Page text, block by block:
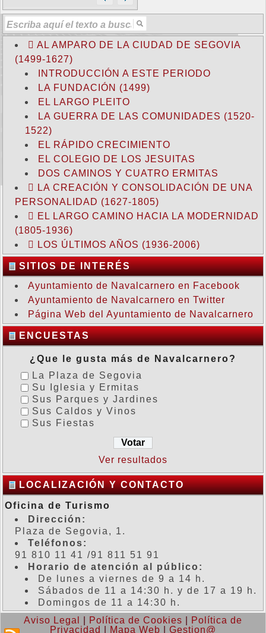
AL AMPARO DE LA CIUDAD DE SEGOVIA
(1499-1627)
INTRODUCCIÓN A ESTE PERIODO
LA FUNDACIÓN (1499)
EL LARGO PLEITO
LA GUERRA DE LAS COMUNIDADES (1520-
1522)
EL RÁPIDO CRECIMIENTO
EL COLEGIO DE LOS JESUITAS
DOS CAMINOS Y CUATRO ERMITAS
LA CREACIÓN Y CONSOLIDACIÓN DE UNA
PERSONALIDAD (1627-1805)
EL LARGO CAMINO HACIA LA MODERNIDAD
(1805-1936)
LOS ÚLTIMOS AÑOS (1936-2006)
SITIOS DE INTERÉS
Ayuntamiento de Navalcarnero en Facebook
Ayuntamiento de Navalcarnero en Twitter
Página Web del Ayuntamiento de Navalcarnero
ENCUESTAS
¿Que le gusta más de Navalcarnero?
La Plaza de Segovia
Su Iglesia y Ermitas
Sus Parques y Jardines
Sus Caldos y Vinos
Sus Fiestas
Ver resultados
LOCALIZACIÓN Y CONTACTO
Oficina de Turismo
Dirección:
Plaza de Segovia, 1.
Teléfonos:
91 810 11 41 /91 811 51 91
Horario de atención al público:
De lunes a viernes de 9 a 14 h.
Sábados de 11 a 14:30 h. y de 17 a 19 h.
Domingos de 11 a 14:30 h.
Aviso Legal
Política de Cookies
Política de
Privacidad
Mapa Web Gestion@